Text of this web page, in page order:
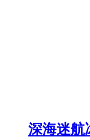
深海迷航